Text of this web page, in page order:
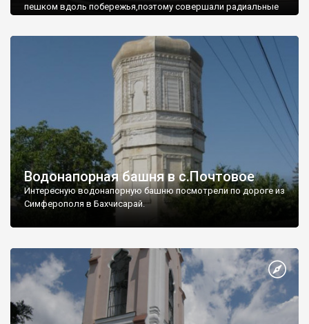
пешком вдоль побережья,поэтому совершали радиальные
Водонапорная башня в с.Почтовое
Интересную водонапорную башню посмотрели по дороге из
Симферополя в Бахчисарай.